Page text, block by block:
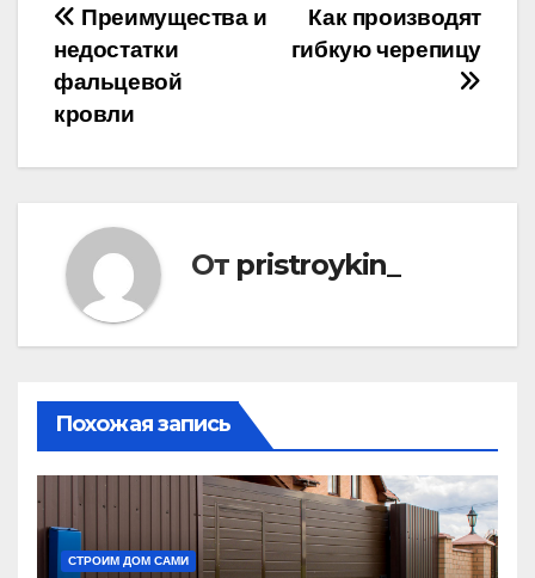
Навигация
по
записям
Как производят
гибкую черепицу
Преимущества и
недостатки
фальцевой
кровли
От pristroykin_
Похожая запись
СТРОИМ ДОМ САМИ